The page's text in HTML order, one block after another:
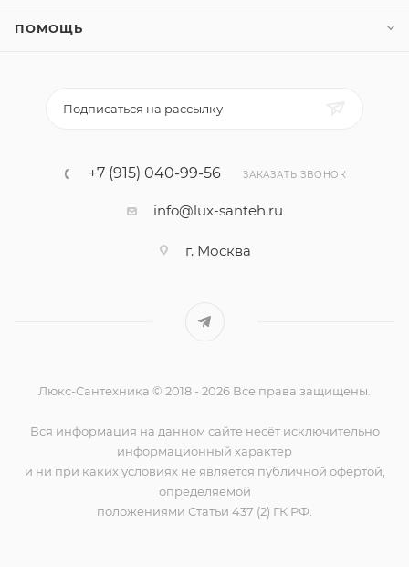
ПОМОЩЬ
Подписаться на рассылку
+7 (915) 040-99-56 ЗАКАЗАТЬ ЗВОНОК
info@lux-santeh.ru
г. Москва
Люкс-Сантехника © 2018 - 2026 Все права защищены.
Вся информация на данном сайте несёт исключительно
информационный характер
и ни при каких условиях не является публичной офертой,
определяемой
положениями Статьи 437 (2) ГК РФ.